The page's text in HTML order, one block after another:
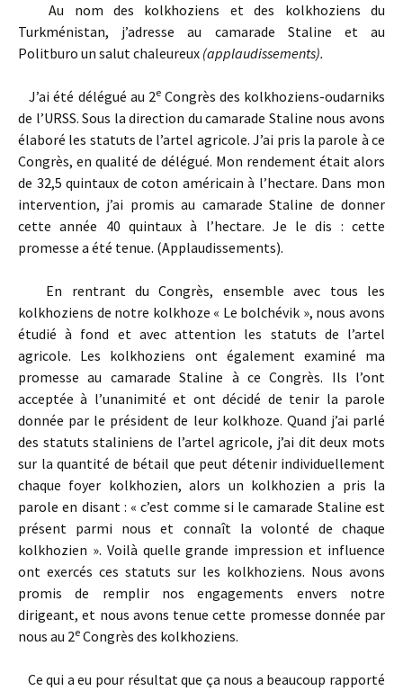
Au nom des kolkhoziens et des kolkhoziens du
Turkménistan, j’adresse au camarade Staline et au
Politburo un salut chaleureux (applaudissements).
J’ai été délégué au 2eCongrès des kolkhoziens-oudarniks
de l’URSS. Sous la direction du camarade Staline nous avons
élaboré les statuts de l’artel agricole. J’ai pris la parole à ce
Congrès, en qualité de délégué. Mon rendement était alors
de 32,5 quintaux de coton américain à l’hectare. Dans mon
intervention, j’ai promis au camarade Staline de donner
cette année 40 quintaux à l’hectare. Je le dis : cette
promesse a été tenue. (Applaudissements).
En rentrant du Congrès, ensemble avec tous les
kolkhoziens de notre kolkhoze « Le bolchévik », nous avons
étudié à fond et avec attention les statuts de l’artel
agricole. Les kolkhoziens ont également examiné ma
promesse au camarade Staline à ce Congrès. Ils l’ont
acceptée à l’unanimité et ont décidé de tenir la parole
donnée par le président de leur kolkhoze. Quand j’ai parlé
des statuts staliniens de l’artel agricole, j’ai dit deux mots
sur la quantité de bétail que peut détenir individuellement
chaque foyer kolkhozien, alors un kolkhozien a pris la
parole en disant : « c’est comme si le camarade Staline est
présent parmi nous et connaît la volonté de chaque
kolkhozien ». Voilà quelle grande impression et influence
ont exercés ces statuts sur les kolkhoziens. Nous avons
promis de remplir nos engagements envers notre
dirigeant, et nous avons tenue cette promesse donnée par
nous au 2e Congrès des kolkhoziens.
Ce qui a eu pour résultat que ça nous a beaucoup rapporté